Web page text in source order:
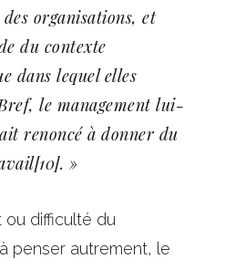
organisations, et
du contexte
dans lequel elles
le management lui-
renoncé à donner du
»
ou difficulté du
penser autrement, le